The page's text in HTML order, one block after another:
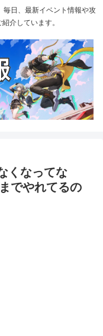
毎日、最新イベント情報や攻
介しています。
くなってな
でやれてるの